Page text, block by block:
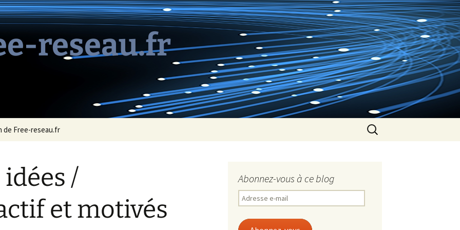
reseau.fr
de Free-reseau.fr
Rechercher :
/
et motivés
Abonnez-vous à ce blog
Adresse
e-